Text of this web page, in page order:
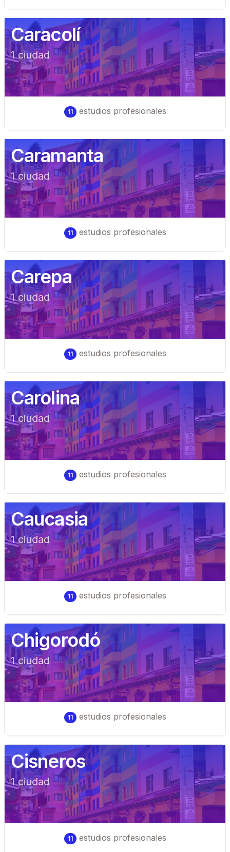
Caracolí
1ciudad
11 estudios profesionales
Caramanta
1ciudad
11 estudios profesionales
Carepa
1ciudad
11 estudios profesionales
Carolina
1ciudad
11 estudios profesionales
Caucasia
1ciudad
11 estudios profesionales
Chigorodó
1ciudad
11 estudios profesionales
Cisneros
1ciudad
11 estudios profesionales